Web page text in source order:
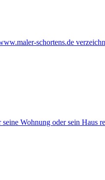
schortens.de
Wohnung oder sein Haus